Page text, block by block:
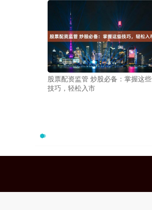
股票配资监管 炒股必备：掌握这些
技巧，轻松入市